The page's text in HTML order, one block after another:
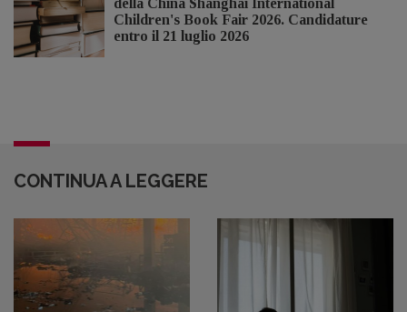
della China Shanghai International
Children's Book Fair 2026. Candidature
entro il 21 luglio 2026
CONTINUA A LEGGERE